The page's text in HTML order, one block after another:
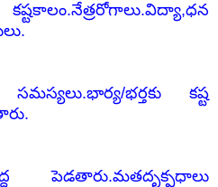
భర్తకు కష్ట
పెడతారు.మతదృక్పధాలు